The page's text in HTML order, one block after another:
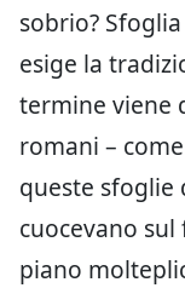
sobrio?
esige la
termine viene
romani –
queste sfoglie
cuocevano
piano